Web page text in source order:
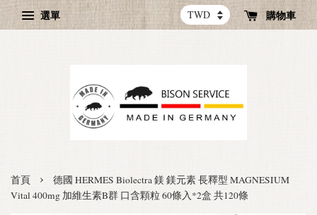
選單 購物車
首頁 ›
德國 HERMES Biolectra 鎂 鎂元素 長釋型 MAGNESIUM
Vital 400mg 加維生素B群 口含顆粒 60條入*2盒 共120條